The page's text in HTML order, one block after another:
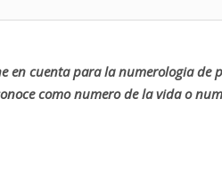
en cuenta para la numerologia de
como numero de la vida o